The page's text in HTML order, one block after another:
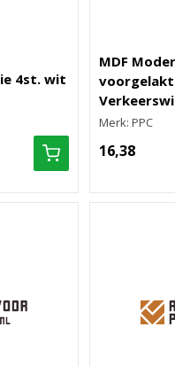
4st. wit
MDF
voorgelakt
Merk: PPC
16,38